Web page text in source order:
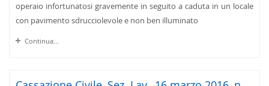
operaio infortunatosi gravemente in seguito a caduta in un locale
con pavimento sdrucciolevole e non ben illuminato
Continua...